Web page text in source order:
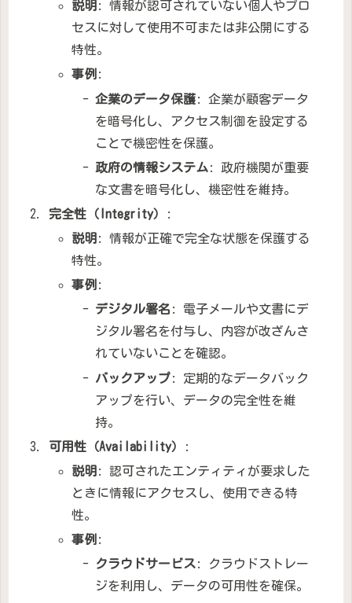
説明 : 情報が認可されていない個人やプロ
セスに対して使用不可または非公開にする
特性。
事例 :
企業のデータ保護: 企業が顧客データ
を暗号化し、アクセス制御を設定する
ことで機密性を保護。
政府の情報システム: 政府機関が重要
な文書を暗号化し、機密性を維持。
完全性（Integrity）
:
説明 : 情報が正確で完全な状態を保護する
特性。
事例 :
デジタル署名 : 電子メールや文書にデ
ジタル署名を付与し、内容が改ざんさ
れていないことを確認。
バックアップ: 定期的なデータバック
アップを行い、データの完全性を維
持。
可用性（Availability）
:
説明 : 認可されたエンティティが要求した
ときに情報にアクセスし、使用できる特
性。
事例 :
クラウドサービス: クラウドストレー
ジを利用し、データの可用性を確保。